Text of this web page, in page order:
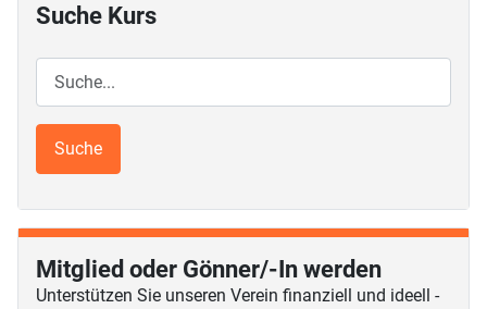
Suche Kurs
Mitglied oder Gönner/-In werden
Unterstützen Sie unseren Verein finanziell und ideell -